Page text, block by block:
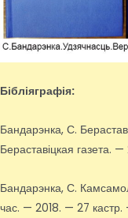
Бібліяграфія:
Бандарэнка, С.
Бераставіцкая газета.
Бандарэнка, С.
час. — 2018. — 27 кастр.